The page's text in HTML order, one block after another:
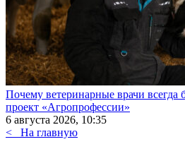
Почему ветеринарные врачи всегда
проект «Агропрофессии»
6 августа 2026, 10:35
<
На главную